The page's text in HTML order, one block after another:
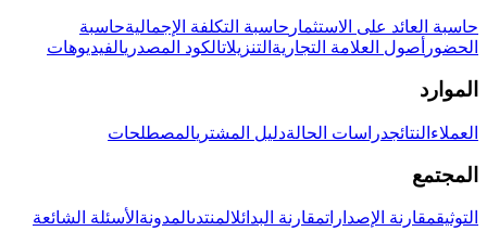
حاسبة العائد على الاستثمار حاسبة التكلفة الإجماليةحاسبة
الحضور أصول العلامة التجارية التنزيلاتالكود المصدريالفيديوهات
الموارد
العملاء النتائجدراسات الحالةدليل المشتريالمصطلحات
المجتمع
التوثيقمقارنة الإصداراتمقارنة البدائلالمنتدىالمدونة الأسئلة الشائعة